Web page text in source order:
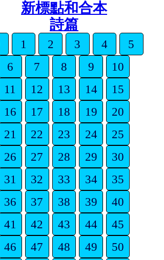
新標點和合本
詩篇
1 2 3 4
5
6
7 8 9
10
11
12 13 14
15
16
17 18 19
20
21
22 23 24
25
26
27 28 29
30
31
32 33 34
35
36
37 38 39
40
41
42 43 44
45
46
47 48 49
50